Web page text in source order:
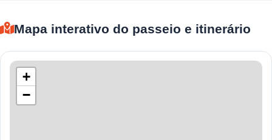
Mapa interativo do passeio e itinerário
+
−